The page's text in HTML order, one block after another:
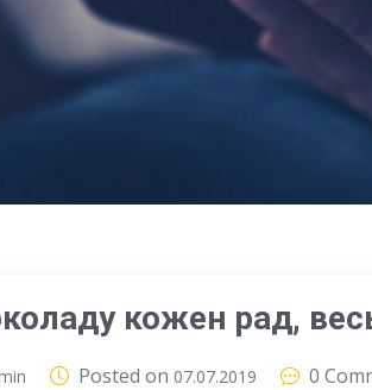
кожен рад,
Posted on 07.07.2019
0